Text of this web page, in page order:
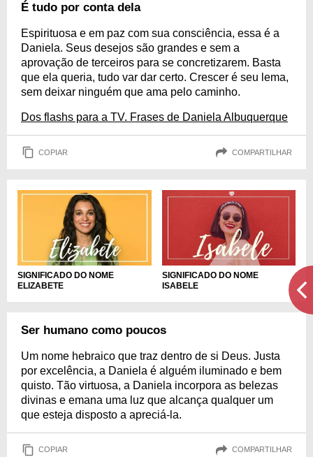
É tudo por conta dela
Espirituosa e em paz com sua consciência, essa é a
Daniela. Seus desejos são grandes e sem a
aprovação de terceiros para se concretizarem. Basta
que ela queria, tudo var dar certo. Crescer é seu lema,
sem deixar ninguém que ama pelo caminho.
Dos flashs para a TV. Frases de Daniela Albuquerque
COPIAR COMPARTILHAR
SIGNIFICADO DO NOME
ELIZABETE
SIGNIFICADO DO NOME
ISABELE
Ser humano como poucos
Um nome hebraico que traz dentro de si Deus. Justa
por excelência, a Daniela é alguém iluminado e bem
quisto. Tão virtuosa, a Daniela incorpora as belezas
divinas e emana uma luz que alcança qualquer um
que esteja disposto a apreciá-la.
COPIAR COMPARTILHAR